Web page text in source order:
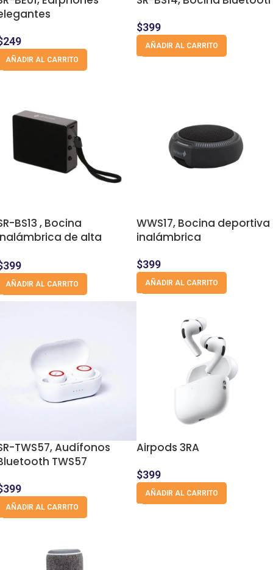
249
AÑADIR AL CARRITO
$399
AÑADIR AL CARRITO
BS13 , Bocina
de alta
399
AÑADIR AL CARRITO
WWS17, Bocina deportiva
inalámbrica
$399
AÑADIR AL CARRITO
TWS57, Audífonos
TWS57
399
AÑADIR AL CARRITO
Airpods 3RA
$399
AÑADIR AL CARRITO